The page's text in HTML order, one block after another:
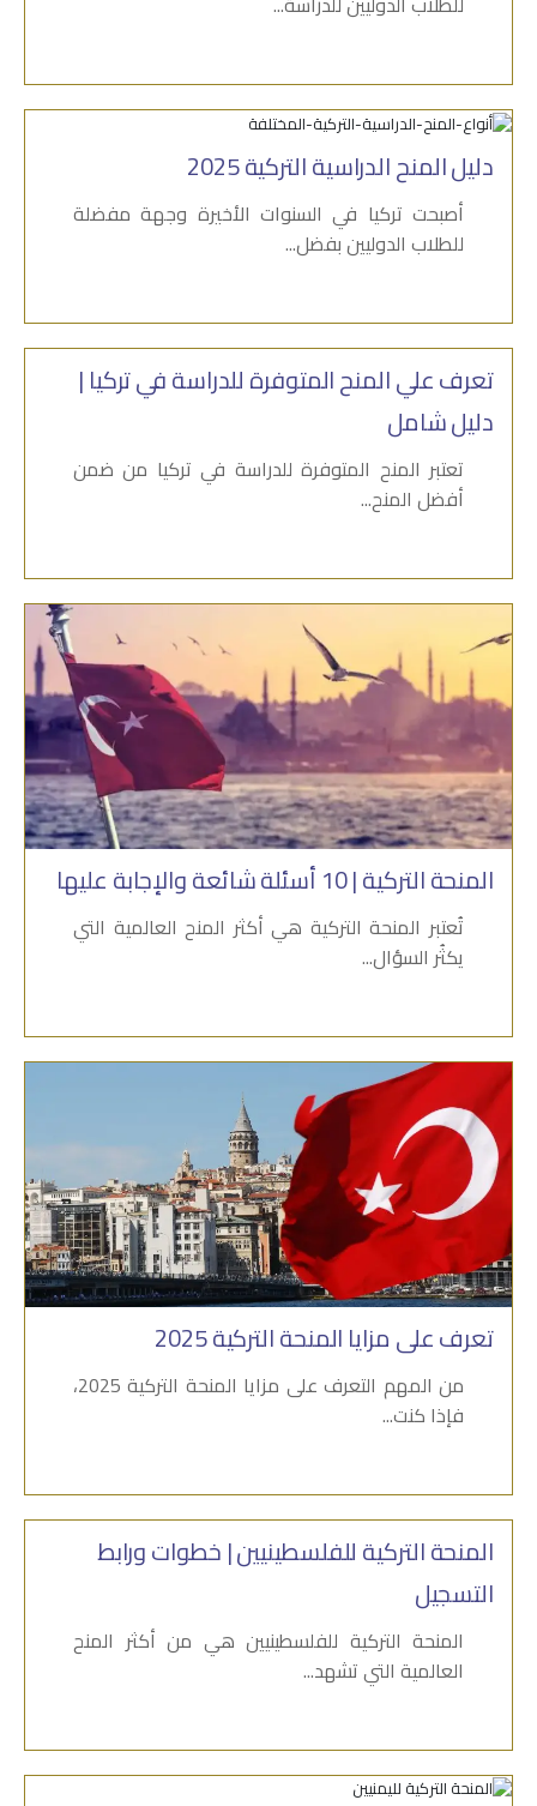
دليل المنح الدراسية التركية 2025
أصبحت تركيا في السنوات الأخيرة وجهة مفضلة
للطلاب الدوليين بفضل...
تعرف علي المنح المتوفرة للدراسة في تركيا |
دليل شامل
تعتبر المنح المتوفرة للدراسة في تركيا من ضمن
أفضل المنح...
المنحة التركية | 10 أسئلة شائعة والإجابة عليها
تُعتبر المنحة التركية هي أكثر المنح العالمية التي
يكثُر السؤال...
تعرف على مزايا المنحة التركية 2025
من المهم التعرف على مزايا المنحة التركية 2025،
فإذا كنت...
المنحة التركية للفلسطينيين | خطوات ورابط
التسجيل
المنحة التركية للفلسطينيين هي من أكثر المنح
العالمية التي تشهد...